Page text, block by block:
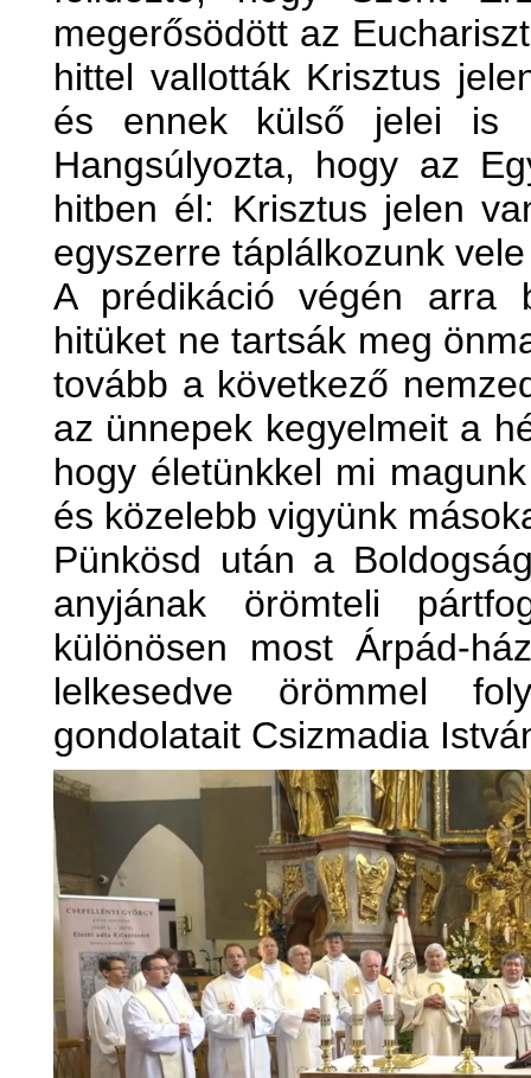
megerősödött az
hittel vallották Krisztus
és ennek külső jelei is
Hangsúlyozta, hogy az
hitben él: Krisztus jelen
egyszerre táplálkozunk
A prédikáció végén arra
hitüket ne tartsák meg
tovább a következő
az ünnepek kegyelmeit a
hogy életünkkel mi
és közelebb vigyünk
Pünkösd után a
anyjának örömteli
különösen most Árpád-
lelkesedve örömmel
gondolatait Csizmadia